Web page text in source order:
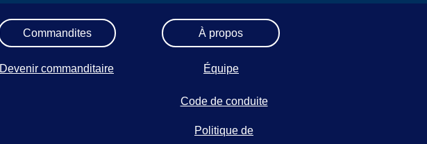
Commandites
Devenir commanditaire
À propos
Équipe
Code de conduite
Politique de